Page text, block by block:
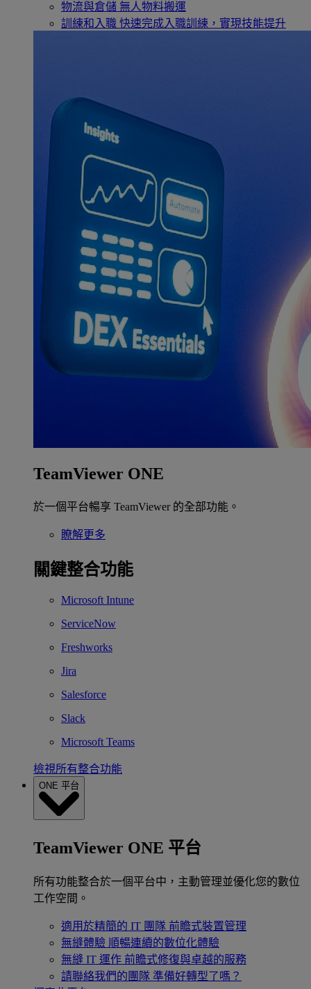
物流與倉儲 無人物料搬運
訓練和入職 快速完成入職訓練，實現技能提升
TeamViewer ONE
於一個平台暢享 TeamViewer 的全部功能。
瞭解更多
關鍵整合功能
Microsoft Intune
ServiceNow
Freshworks
Jira
Salesforce
Slack
Microsoft Teams
檢視所有整合功能
ONE 平台
TeamViewer ONE 平台
所有功能整合於一個平台中，主動管理並優化您的數位
工作空間。
適用於精簡的 IT 團隊 前瞻式裝置管理
無縫體驗 順暢連續的數位化體驗
無縫 IT 運作 前瞻式修復與卓越的服務
請聯絡我們的團隊 準備好轉型了嗎？